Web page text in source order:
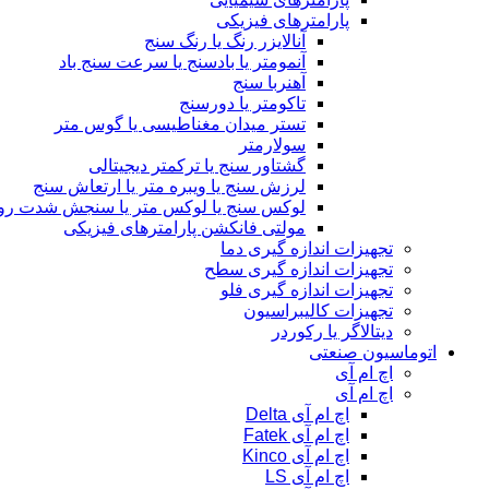
پارامترهای فیزیکی
آنالایزر رنگ یا رنگ سنج
آنمومتر یا بادسنج یا سرعت سنج باد
آهنربا سنج
تاکومتر یا دورسنج
تستر میدان مغناطیسی یا گوس متر
سولارمتر
گشتاور سنج یا ترکمتر دیجیتالی
لرزش سنج یا ویبره متر یا ارتعاش سنج
لوکس سنج یا لوکس متر یا سنجش شدت
مولتی فانکشن پارامترهای فیزیکی
تجهیزات اندازه گیری دما
تجهیزات اندازه گیری سطح
تجهیزات اندازه گیری فلو
تجهیزات کالیبراسیون
دیتالاگر یا رکوردر
اتوماسیون صنعتی
اچ ام آی
اچ ام آی
اچ ام آی Delta
اچ ام آی Fatek
اچ ام آی Kinco
اچ ام آی LS